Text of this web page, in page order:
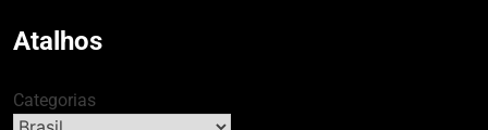
Atalhos
Categorias